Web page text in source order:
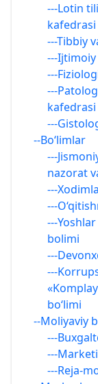
---Lotin
kafedrasi
---Tibbiy
---
---
---
kafedrasi
---
--Bo‘limlar
---
nazorat
---
---
---
bolimi
---
---
bo‘limi
--Moliyaviy
---
---
---Reja-